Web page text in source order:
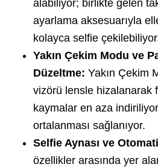
alabiliyor; birlikte gelen
ayarlama aksesuarıyla
kolayca selfie
Yakın Çekim Modu ve
Düzeltme: Yakın Çekim
vizörü lensle hizalanarak
kaymalar en aza
ortalanması sağlanıyor.
Selfie Aynası ve
özellikler arasında yer